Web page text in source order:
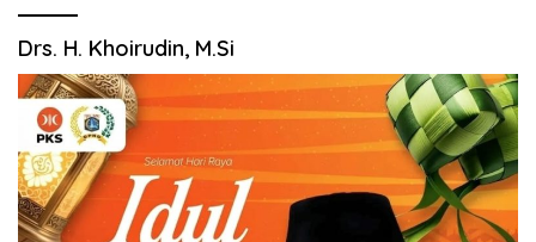
Drs. H. Khoirudin, M.Si